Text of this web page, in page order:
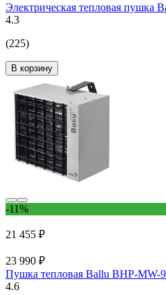
Электрическая тепловая пушка
4.3
(225)
В корзину
-11%
21 455 ₽
23 990 ₽
Пушка тепловая Ballu BHP-MW-
4.6